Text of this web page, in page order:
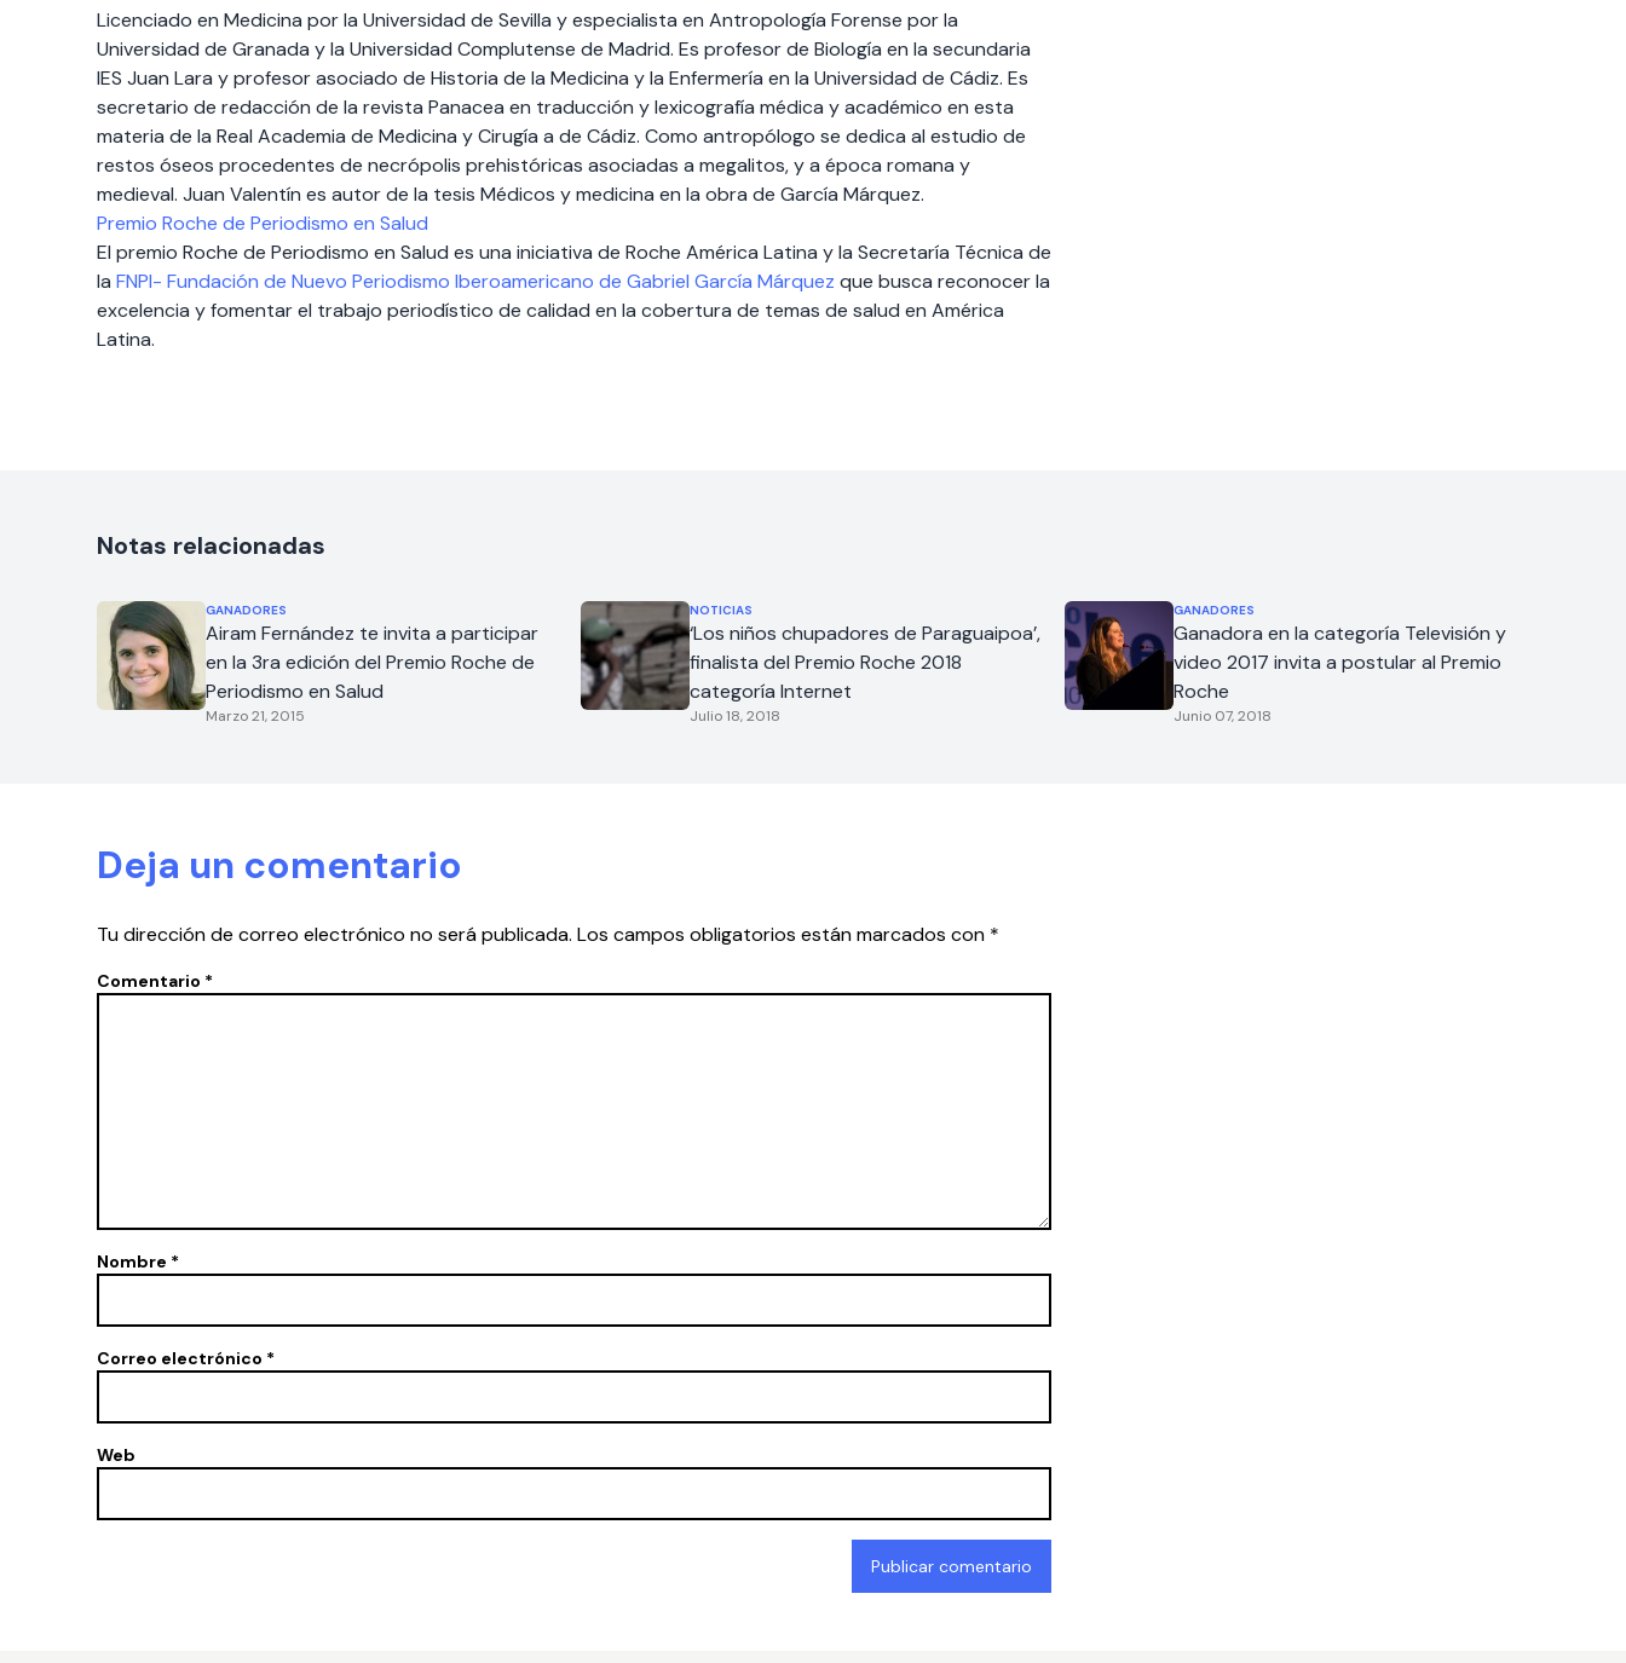
Licenciado en Medicina por la Universidad de Sevilla y especialista en Antropología Forense por la
Universidad de Granada y la Universidad Complutense de Madrid. Es profesor de Biología en la secundaria
IES Juan Lara y profesor asociado de Historia de la Medicina y la Enfermería en la Universidad de Cádiz. Es
secretario de redacción de la revista Panacea en traducción y lexicografía médica y académico en esta
materia de la Real Academia de Medicina y Cirugía a de Cádiz. Como antropólogo se dedica al estudio de
restos óseos procedentes de necrópolis prehistóricas asociadas a megalitos, y a época romana y
medieval. Juan Valentín es autor de la tesis Médicos y medicina en la obra de García Márquez.
Premio Roche de Periodismo en Salud
El premio Roche de Periodismo en Salud es una iniciativa de Roche América Latina y la Secretaría Técnica de
la FNPI- Fundación de Nuevo Periodismo Iberoamericano de Gabriel García Márquez que busca reconocer la
excelencia y fomentar el trabajo periodístico de calidad en la cobertura de temas de salud en América
Latina.
Notas relacionadas
GANADORES
Airam Fernández te invita a participar
en la 3ra edición del Premio Roche de
Periodismo en Salud
Marzo 21, 2015
NOTICIAS
‘Los niños chupadores de Paraguaipoa’,
finalista del Premio Roche 2018
categoría Internet
Julio 18, 2018
GANADORES
Ganadora en la categoría Televisión y
video 2017 invita a postular al Premio
Roche
Junio 07, 2018
Deja un comentario
Tu dirección de correo electrónico no será publicada. Los campos obligatorios están marcados con *
Comentario *
Nombre *
Correo electrónico *
Web